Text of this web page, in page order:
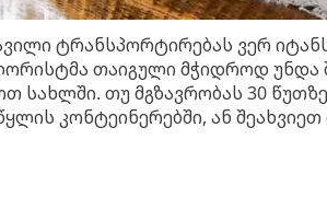
ტრანსპორტირებას ვერ
თაიგული მჭიდროდ უნდა
სახლში. თუ მგზავრობას 30
კონტეინერებში, ან